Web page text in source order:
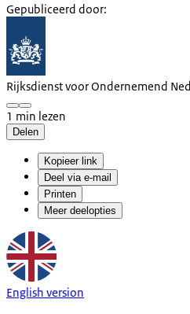
Gepubliceerd door:
Rijksdienst voor Ondernemend
1 min lezen
Delen
Kopieer link
Deel via e-mail
Printen
Meer deelopties
English version